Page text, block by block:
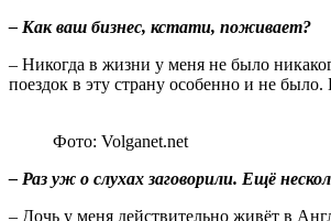
– Как ваш бизнес, кстати, поживает?
– Никогда в жизни у меня не было
поездок в эту страну особенно и не
Фото: Volganet.net
– Раз уж о слухах заговорили. Ещё
– Дочь у меня действительно живёт в